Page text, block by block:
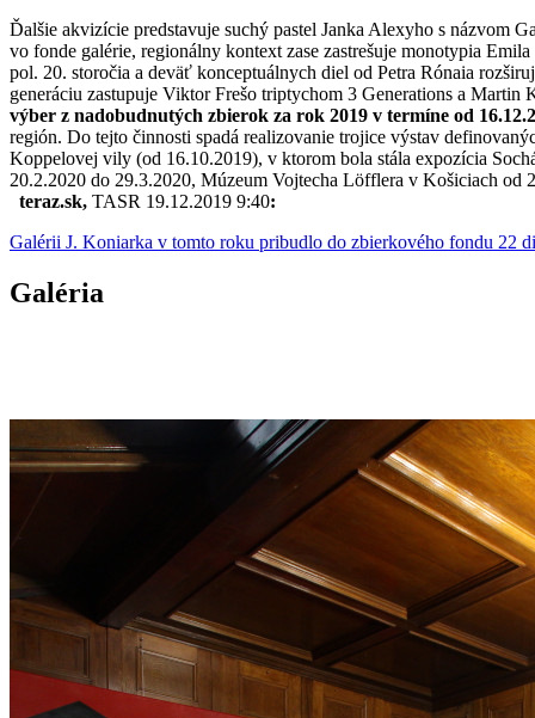
Ďalšie akvizície predstavuje suchý pastel Janka Alexyho s názvom
vo fonde galérie, regionálny kontext zase zastrešuje monotypia
pol. 20. storočia a deväť konceptuálnych diel od Petra Rónaia
generáciu zastupuje Viktor Frešo triptychom 3 Generations a
výber z nadobudnutých zbierok za rok 2019 v termíne od
región. Do tejto činnosti spadá realizovanie trojice výstav
Koppelovej vily (od 16.10.2019), v ktorom bola stála expozícia
20.2.2020 do 29.3.2020, Múzeum Vojtecha Löfflera v Košiciach
teraz.sk, TASR 19.12.2019 9:40:
Galérii J. Koniarka v tomto roku pribudlo do zbierkového fondu 22
Galéria